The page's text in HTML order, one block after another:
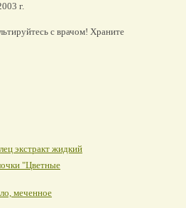
г.
с врачом! Храните
экстракт жидкий
"Цветные
меченное